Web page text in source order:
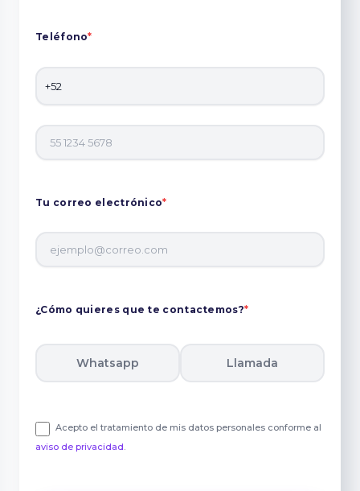
Teléfono*
Tu correo electrónico*
¿Cómo quieres que te contactemos?*
Whatsapp Llamada
Acepto el tratamiento de mis datos personales conforme al
aviso de privacidad.